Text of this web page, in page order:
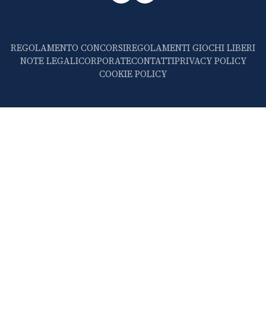
REGOLAMENTO CONCORSIREGOLAMENTI GIOCHI LIBERI
NOTE LEGALICORPORATECONTATTIPRIVACY POLICY
COOKIE POLICY